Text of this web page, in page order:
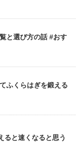
と選び方の話 #おす
ふくらはぎを鍛える
ると速くなると思う